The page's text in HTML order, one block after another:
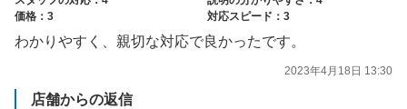
価格：3
対応スピード：3
わかりやすく、親切な対応で良かったです。
2023年4月18日 13:30
店舗からの返信